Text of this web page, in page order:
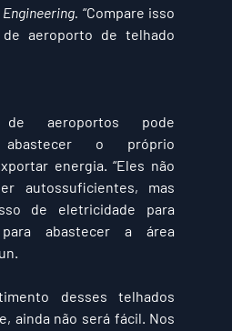
“Compare isso
aeroporto de telhado
aeroportos pode
abastecer o próprio
energia. “Eles não
autossuficientes, mas
de eletricidade para
abastecer a área
desses telhados
ainda não será fácil. Nos